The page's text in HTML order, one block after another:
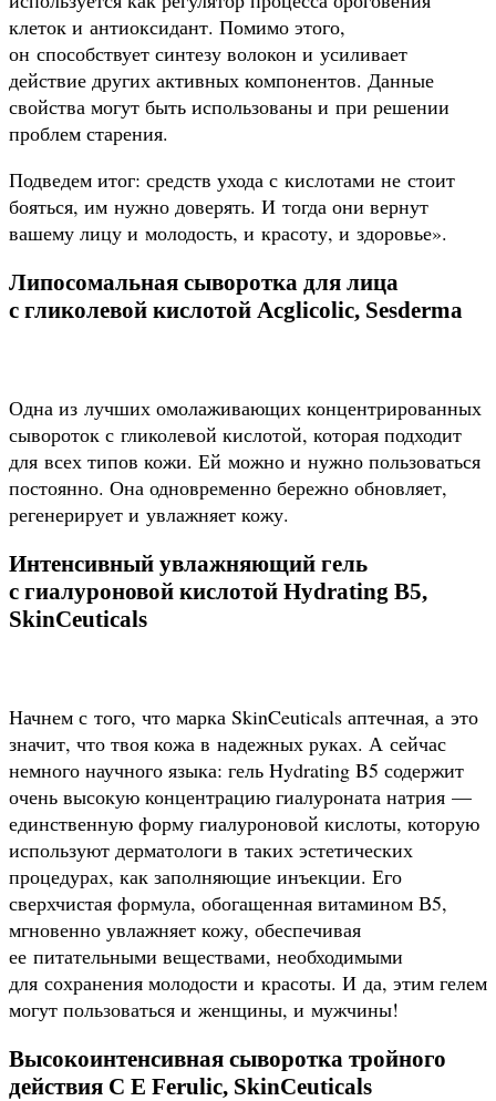
клеток и антиоксидант. Помимо этого,
он способствует синтезу волокон и усиливает
действие других активных компонентов. Данные
свойства могут быть использованы и при решении
проблем старения.
Подведем итог: средств ухода с кислотами не стоит
бояться, им нужно доверять. И тогда они вернут
вашему лицу и молодость, и красоту, и здоровье».
Липосомальная сыворотка для лица
с гликолевой кислотой Acglicolic, Sesderma
Одна из лучших омолаживающих концентрированных
сывороток с гликолевой кислотой, которая подходит
для всех типов кожи. Ей можно и нужно пользоваться
постоянно. Она одновременно бережно обновляет,
регенерирует и увлажняет кожу.
Интенсивный увлажняющий гель
с гиалуроновой кислотой Hydrating B5,
SkinCeuticals
Начнем с того, что марка SkinCeuticals аптечная, а это
значит, что твоя кожа в надежных руках. А сейчас
немного научного языка: гель Hydrating B5 содержит
очень высокую концентрацию гиалуроната натрия —
единственную форму гиалуроновой кислоты, которую
используют дерматологи в таких эстетических
процедурах, как заполняющие инъекции. Его
сверхчистая формула, обогащенная витамином В5,
мгновенно увлажняет кожу, обеспечивая
ее питательными веществами, необходимыми
для сохранения молодости и красоты. И да, этим гелем
могут пользоваться и женщины, и мужчины!
Высокоинтенсивная сыворотка тройного
действия C E Ferulic, SkinCeuticals